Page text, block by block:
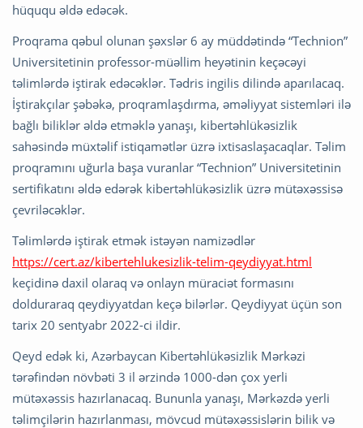
hüququ əldə edəcək.
Proqrama qəbul olunan şəxslər 6 ay müddətində “Technion”
Universitetinin professor-müəllim heyətinin keçəcəyi
təlimlərdə iştirak edəcəklər. Tədris ingilis dilində aparılacaq.
İştirakçılar şəbəkə, proqramlaşdırma, əməliyyat sistemləri ilə
bağlı biliklər əldə etməklə yanaşı, kibertəhlükəsizlik
sahəsində müxtəlif istiqamətlər üzrə ixtisaslaşacaqlar. Təlim
proqramını uğurla başa vuranlar “Technion” Universitetinin
sertifikatını əldə edərək kibertəhlükəsizlik üzrə mütəxəssisə
çevriləcəklər.
Təlimlərdə iştirak etmək istəyən namizədlər
https://cert.az/kibertehlukesizlik-telim-qeydiyyat.html
keçidinə daxil olaraq və onlayn müraciət formasını
dolduraraq qeydiyyatdan keçə bilərlər. Qeydiyyat üçün son
tarix 20 sentyabr 2022-ci ildir.
Qeyd edək ki, Azərbaycan Kibertəhlükəsizlik Mərkəzi
tərəfindən növbəti 3 il ərzində 1000-dən çox yerli
mütəxəssis hazırlanacaq. Bununla yanaşı, Mərkəzdə yerli
təlimçilərin hazırlanması, mövcud mütəxəssislərin bilik və